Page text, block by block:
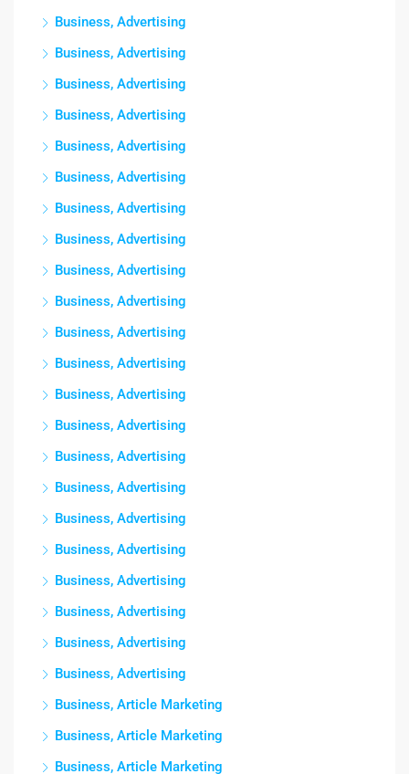
Business, Advertising
Business, Advertising
Business, Advertising
Business, Advertising
Business, Advertising
Business, Advertising
Business, Advertising
Business, Advertising
Business, Advertising
Business, Advertising
Business, Advertising
Business, Advertising
Business, Advertising
Business, Advertising
Business, Advertising
Business, Advertising
Business, Advertising
Business, Advertising
Business, Advertising
Business, Advertising
Business, Advertising
Business, Advertising
Business, Article Marketing
Business, Article Marketing
Business, Article Marketing